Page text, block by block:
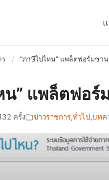
ร / “ภาษีไปไหน” แพล็ตฟอร์มชว
น” แพล็ตฟอร์
ครั้ง ข่าวราชการ,ทั่วไป,บทค